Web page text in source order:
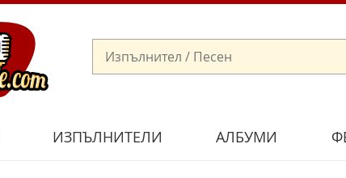
ИЗПЪЛНИТЕЛИ АЛБУМИ